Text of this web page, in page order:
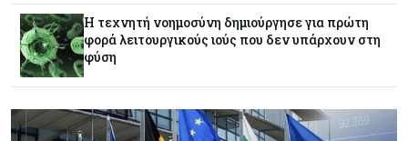
στέγες διευρύνει την επιδότησή τους
Κόσμος
Fed: Βαθαίνει η διαφωνία για τα επιτόκια – Στο
επίκεντρο η επίμονη ακρίβεια
Η τεχνητή νοημοσύνη δημιούργησε για πρώτη
φορά λειτουργικούς ιούς που δεν υπάρχουν στη
φύση